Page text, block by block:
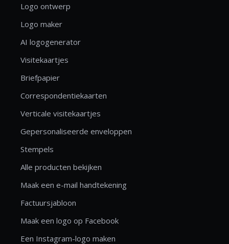
Logo ontwerp
Logo maker
AI logogenerator
Visitekaartjes
Briefpapier
Correspondentiekaarten
Verticale visitekaartjes
Gepersonaliseerde enveloppen
Stempels
Alle producten bekijken
Maak een e-mail handtekening
Factuursjabloon
Maak een logo op Facebook
Een Instagram-logo maken